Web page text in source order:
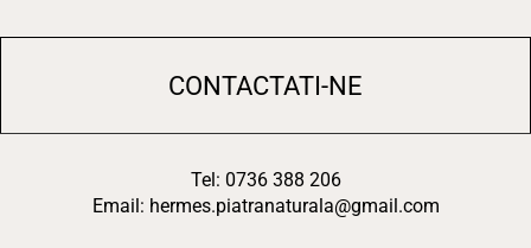
CONTACTATI-NE
Tel: 0736 388 206
Email: hermes.piatranaturala@gmail.com